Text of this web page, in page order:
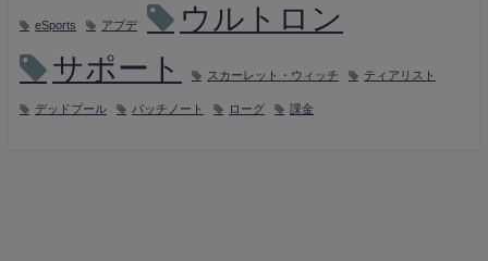
eSports アプデ
ウルトロン
サポート
スカーレット・ウィッチ ティアリスト
デッドプール パッチノート ローグ 課金